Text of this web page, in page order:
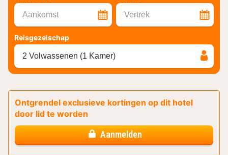
Aankomst Vertrek
Reisgezelschap
2 Volwassenen (1 Kamer)
Ontgrendel exclusieve kortingen op dit hotel
door lid te worden
Aanmelden